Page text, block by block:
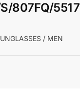
807FQ/5517
/ MEN